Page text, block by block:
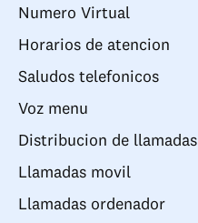
Numero Virtual
Horarios de atencion
Saludos telefonicos
Voz menu
Distribucion de llamadas
Llamadas movil
Llamadas ordenador